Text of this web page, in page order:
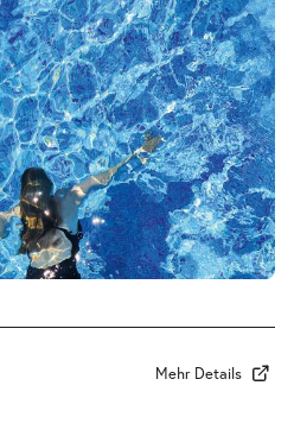
Mi.
14.04.2027
Tickets
sehr tot-
Do.
15.04.2027
Tickets
Mehr Details